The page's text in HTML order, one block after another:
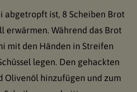
abgetropft ist, 8 Scheiben Brot
erwärmen. Während das Brot
mit den Händen in Streifen
legen. Den gehackten
Olivenöl hinzufügen und zum